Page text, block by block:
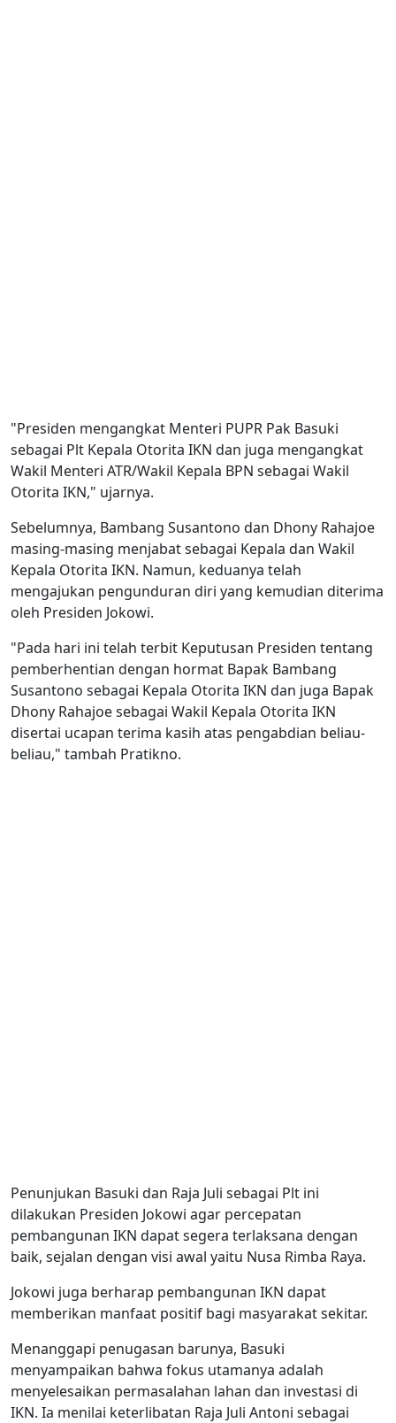
"Presiden mengangkat Menteri PUPR Pak Basuki
sebagai Plt Kepala Otorita IKN dan juga mengangkat
Wakil Menteri ATR/Wakil Kepala BPN sebagai Wakil
Otorita IKN," ujarnya.
Sebelumnya, Bambang Susantono dan Dhony Rahajoe
masing-masing menjabat sebagai Kepala dan Wakil
Kepala Otorita IKN. Namun, keduanya telah
mengajukan pengunduran diri yang kemudian diterima
oleh Presiden Jokowi.
"Pada hari ini telah terbit Keputusan Presiden tentang
pemberhentian dengan hormat Bapak Bambang
Susantono sebagai Kepala Otorita IKN dan juga Bapak
Dhony Rahajoe sebagai Wakil Kepala Otorita IKN
disertai ucapan terima kasih atas pengabdian beliau-
beliau," tambah Pratikno.
Penunjukan Basuki dan Raja Juli sebagai Plt ini
dilakukan Presiden Jokowi agar percepatan
pembangunan IKN dapat segera terlaksana dengan
baik, sejalan dengan visi awal yaitu Nusa Rimba Raya.
Jokowi juga berharap pembangunan IKN dapat
memberikan manfaat positif bagi masyarakat sekitar.
Menanggapi penugasan barunya, Basuki
menyampaikan bahwa fokus utamanya adalah
menyelesaikan permasalahan lahan dan investasi di
IKN. Ia menilai keterlibatan Raja Juli Antoni sebagai